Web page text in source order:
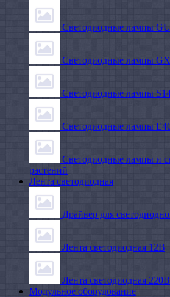
Светодиодные лампы
Светодиодные лампы
Светодиодные лампы
Светодиодные лампы
Светодиодные лампы и
растений
Лента светодиодная
Драйвер для
Лента светодиодная 12В
Лента светодиодная 220В
Модульное оборудование